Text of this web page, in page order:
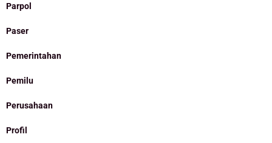
Parpol
Paser
Pemerintahan
Pemilu
Perusahaan
Profil